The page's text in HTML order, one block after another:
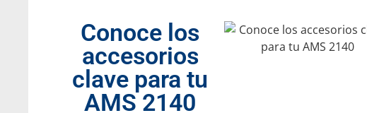
Conoce los
accesorios
clave para tu
AMS 2140